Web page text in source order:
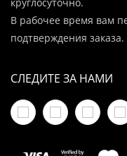
В рабочее время вам
подтверждения заказа.
СЛЕДИТЕ ЗА НАМИ